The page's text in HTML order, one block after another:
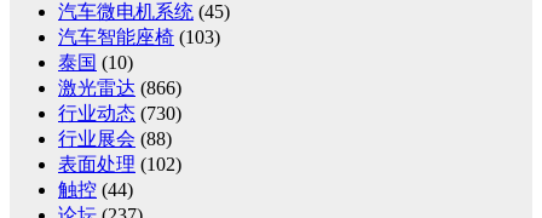
汽车微电机系统 (45)
汽车智能座椅 (103)
泰国 (10)
激光雷达 (866)
行业动态 (730)
行业展会 (88)
表面处理 (102)
触控 (44)